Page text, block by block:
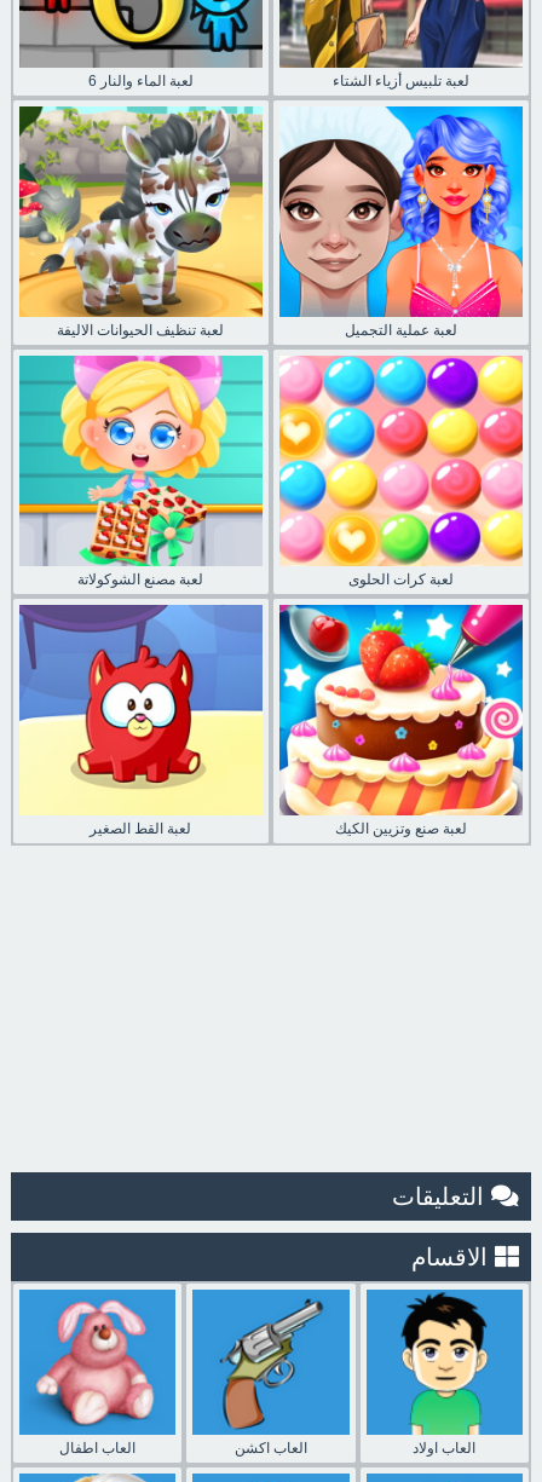
لعبة الماء والنار 6 لعبة تلبيس أزياء الشتاء
لعبة تنظيف الحيوانات الاليفة لعبة عملية التجميل
لعبة مصنع الشوكولاتة لعبة كرات الحلوى
لعبة القط الصغير لعبة صنع وتزيين الكيك
التعليقات
الاقسام
العاب اطفال العاب اكشن العاب اولاد